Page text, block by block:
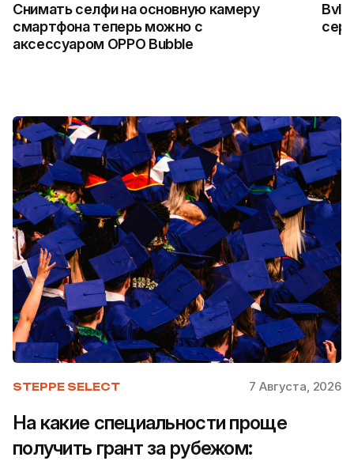
Снимать селфи на основную камеру
смартфона теперь можно с
аксессуаром OPPO Bubble
STEPPE SELECT 7 Августа, 2026
На какие специальности проще
получить грант за рубежом: